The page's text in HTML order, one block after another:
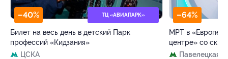
–40% ТЦ «АВИАПАРК»
Билет на весь день в детский Парк
профессий «Кидзания»
ЦСКА
–64%
МРТ в
центре» со
Павелецкая